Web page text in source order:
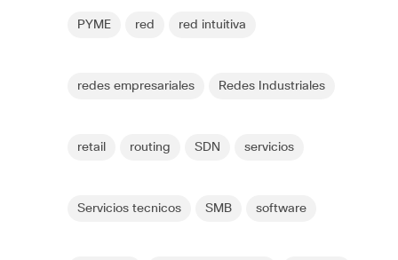
PYME red red intuitiva
redes empresariales Redes Industriales
retail routing SDN servicios
Servicios tecnicos SMB software